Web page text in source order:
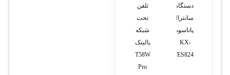
دستگاه
سانترال
پاناسونیک
KX-
TES824
تلفن
تحت
شبکه
یالینک
T58W
Pro